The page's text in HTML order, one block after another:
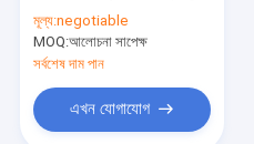
র‌্যাপিড টেস্ট সিই অনুমোদিত
মূল্য:negotiable
MOQ:আলোচনা সাপেক্ষ
সর্বশেষ দাম পান
এখন যোগাযোগ